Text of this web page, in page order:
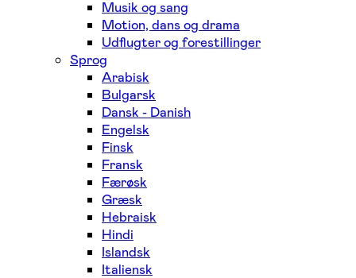
Musik og sang
Motion, dans og drama
Udflugter og forestillinger
Sprog
Arabisk
Bulgarsk
Dansk - Danish
Engelsk
Finsk
Fransk
Færøsk
Græsk
Hebraisk
Hindi
Islandsk
Italiensk